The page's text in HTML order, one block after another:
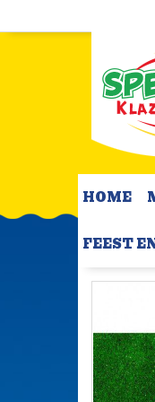
naar
inhoud
HOME
FEEST
einde
van
de